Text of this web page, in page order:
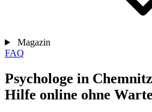
Magazin
FAQ
Psychologe in
Hilfe online ohne